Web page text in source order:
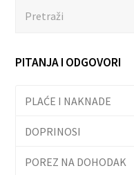
PITANJA I ODGOVORI
PLAĆE I NAKNADE
DOPRINOSI
POREZ NA DOHODAK